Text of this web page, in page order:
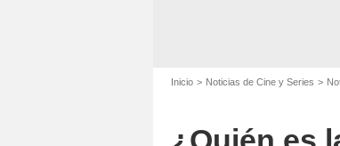
Inicio Noticias de Cine y Series